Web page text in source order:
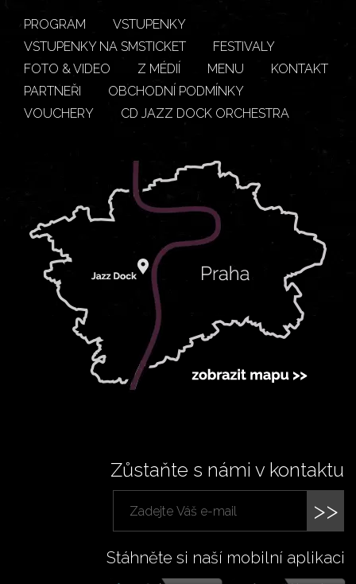
PROGRAM
VSTUPENKY
VSTUPENKY NA SMSTICKET
FESTIVALY
FOTO & VIDEO
Z MÉDIÍ MENU
KONTAKT
PARTNEŘI
OBCHODNÍ PODMÍNKY
VOUCHERY
CD JAZZ DOCK ORCHESTRA
Zůstaňte s námi v kontaktu
>>
Stáhněte si naší mobilní aplikaci